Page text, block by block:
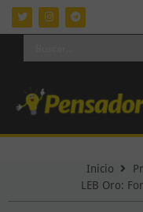
Inicio
LEB Oro: